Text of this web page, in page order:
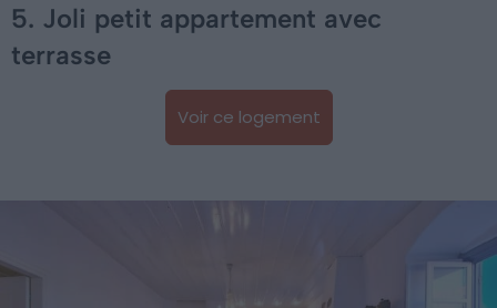
5. Joli petit appartement avec
terrasse
Voir ce logement